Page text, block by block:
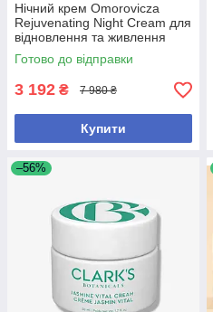
Нічний крем Omorovicza
Rejuvenating Night Cream для
відновлення та живлення
шкіри 50 мл
Готово до відправки
3 192 ₴ 7 980 ₴
Купити
–56%